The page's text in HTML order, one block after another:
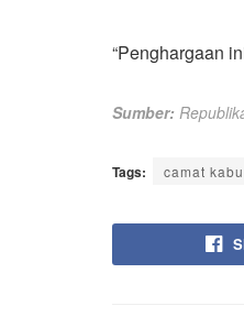
“Penghargaan
Sumber:
Tags: camat